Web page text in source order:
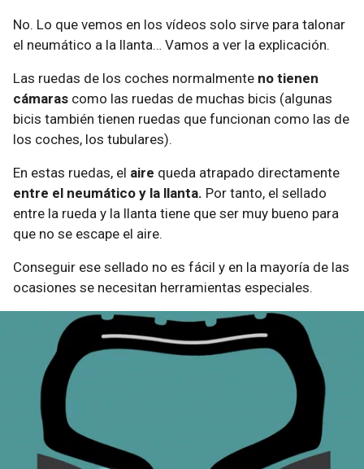
No. Lo que vemos en los vídeos solo sirve para talonar
el neumático a la llanta… Vamos a ver la explicación.
Las ruedas de los coches normalmente no tienen
cámaras como las ruedas de muchas bicis (algunas
bicis también tienen ruedas que funcionan como las de
los coches, los tubulares).
En estas ruedas, el aire queda atrapado directamente
entre el neumático y la llanta. Por tanto, el sellado
entre la rueda y la llanta tiene que ser muy bueno para
que no se escape el aire.
Conseguir ese sellado no es fácil y en la mayoría de las
ocasiones se necesitan herramientas especiales.